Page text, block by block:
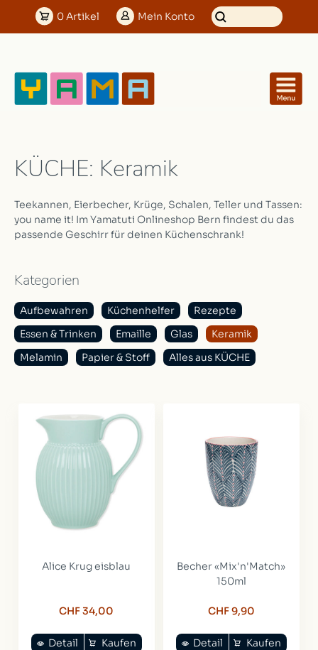
0Artikel Mein Konto
KÜCHE: Keramik
Teekannen, Eierbecher, Krüge, Schalen, Teller und Tassen:
you name it! Im Yamatuti Onlineshop Bern findest du das
passende Geschirr für deinen Küchenschrank!
Kategorien
Aufbewahren Küchenhelfer
Rezepte
Essen & Trinken
Emaille Glas
Keramik
Melamin
Papier & Stoff Alles aus KÜCHE
Alice Krug eisblau
CHF 34,00
Kaufen
Detail
Becher «Mix'n'Match»
150ml
CHF 9,90
Kaufen
Detail